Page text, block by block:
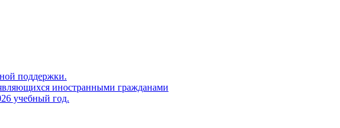
поддержки.
иностранными гражданами
учебный год.